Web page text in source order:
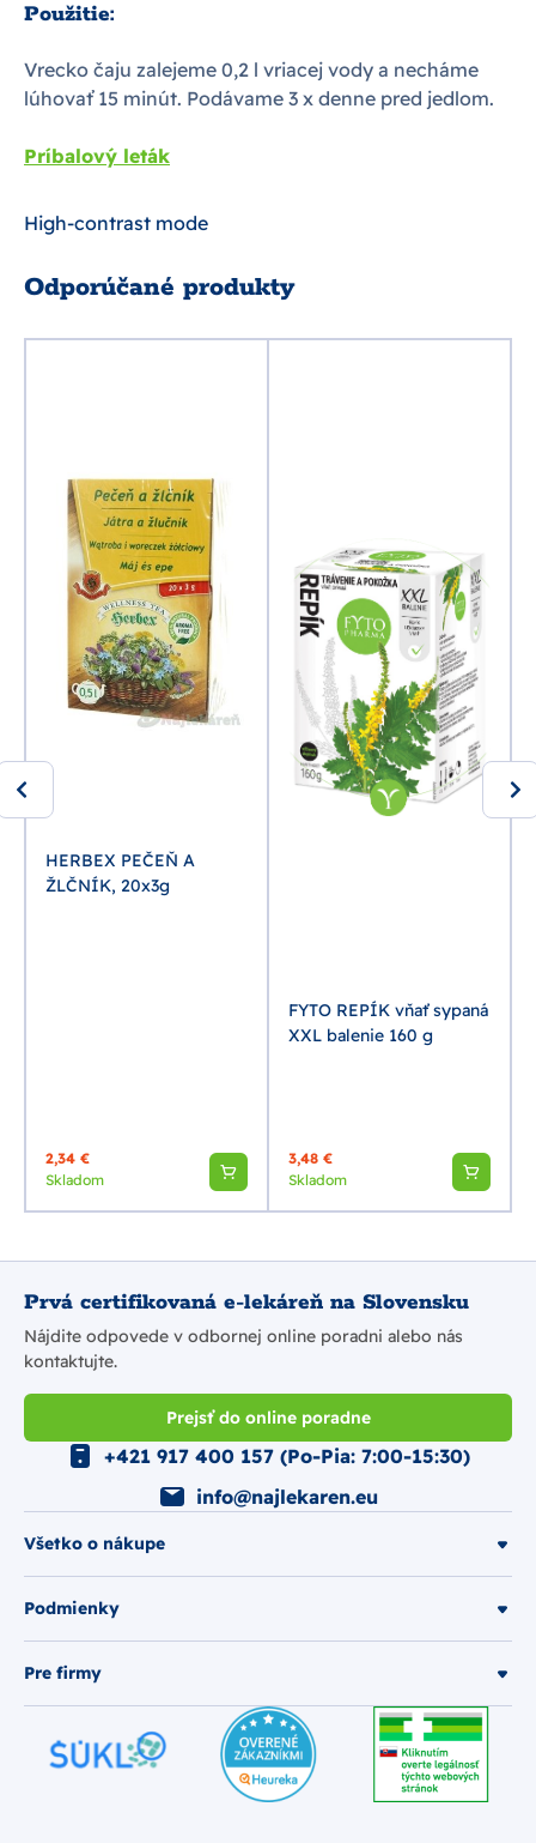
Použitie:
Vrecko čaju zalejeme 0,2 l vriacej vody a necháme
lúhovať 15 minút. Podávame 3 x denne pred jedlom.
Príbalový leták
High-contrast mode
Odporúčané produkty
HERBEX PEČEŇ A
ŽLČNÍK, 20x3g
2,34 €
Skladom
FYTO REPÍK vňať sypaná
XXL balenie 160 g
3,48 €
Skladom
Prvá certifikovaná e-lekáreň na Slovensku
Nájdite odpovede v odbornej online poradni alebo nás
kontaktujte.
Prejsť do online poradne
Všetko o nákupe
Podmienky
Pre firmy
+421 917 400 157 (Po-Pia: 7:00-15:30)
info@najlekaren.eu